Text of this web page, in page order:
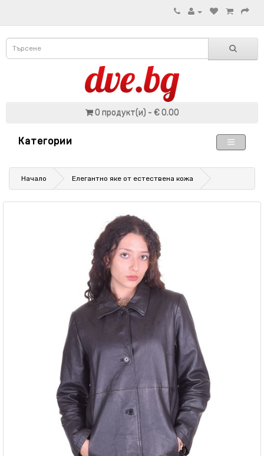
0 продукт(и) - € 0.00
Категории
Начало Елегантно яке от естествена кожа